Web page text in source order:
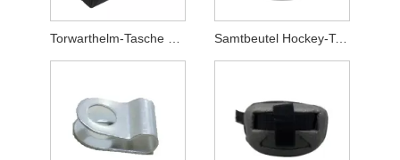
Torwarthelm-Tasche Hockey-Torwarthelm-Zubehör Samtbeutel Hockey-Torwarthelm-Zubehör